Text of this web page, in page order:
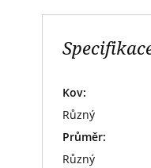
Kov:
Různý
Průměr:
Různý